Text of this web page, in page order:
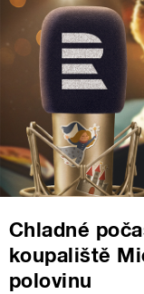
Chladné
koupaliště
polovinu